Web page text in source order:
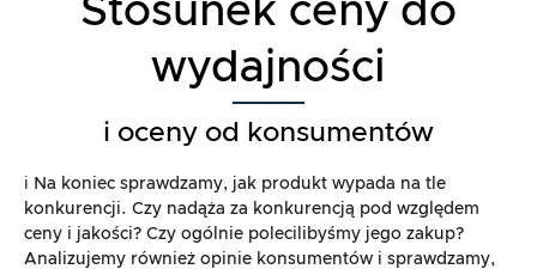
Stosunek ceny do
wydajności
i oceny od konsumentów
ℹ️ Na koniec sprawdzamy, jak produkt wypada na tle
konkurencji. Czy nadąża za konkurencją pod względem
ceny i jakości? Czy ogólnie polecilibyśmy jego zakup?
Analizujemy również opinie konsumentów i sprawdzamy,